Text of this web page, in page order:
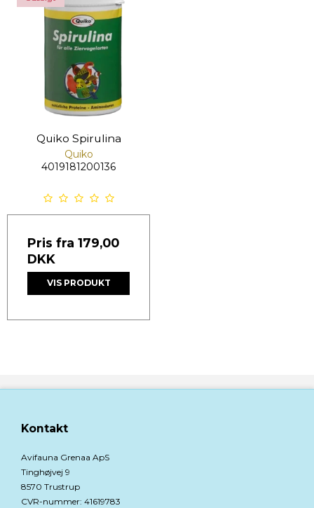
Quiko Spirulina
Quiko
4019181200136
Pris fra 179,00
DKK
VIS PRODUKT
Kontakt
Avifauna Grenaa ApS
Tinghøjvej 9
8570 Trustrup
CVR-nummer: 41619783